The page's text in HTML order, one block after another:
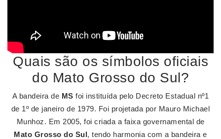
Quais são os símbolos oficiais
do Mato Grosso do Sul?
A bandeira de MS foi instituída pelo Decreto Estadual nº1
de 1º de janeiro de 1979. Foi projetada por Mauro Michael
Munhoz. Em 2005, foi criada a faixa governamental de
Mato Grosso do Sul, tendo harmonia com a bandeira e